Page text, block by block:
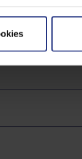
moment
naar de